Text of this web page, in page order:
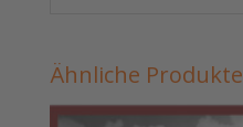
Ähnliche Produkte